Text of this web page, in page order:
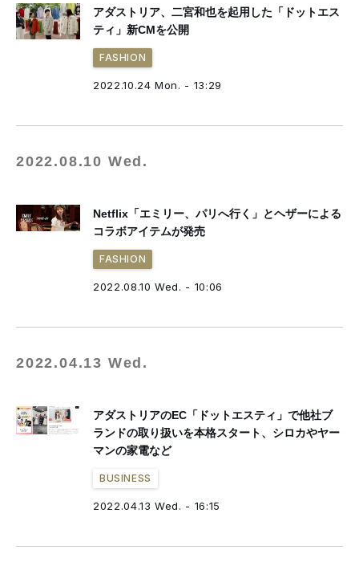
アダストリア、二宮和也を起用した「ドットエス
ティ」新CMを公開
FASHION
2022.10.24 Mon. - 13:29
2022.08.10 Wed.
Netflix「エミリー、パリへ行く」とヘザーによる
コラボアイテムが発売
FASHION
2022.08.10 Wed. - 10:06
2022.04.13 Wed.
アダストリアのEC「ドットエスティ」で他社ブ
ランドの取り扱いを本格スタート、シロカやヤー
マンの家電など
BUSINESS
2022.04.13 Wed. - 16:15